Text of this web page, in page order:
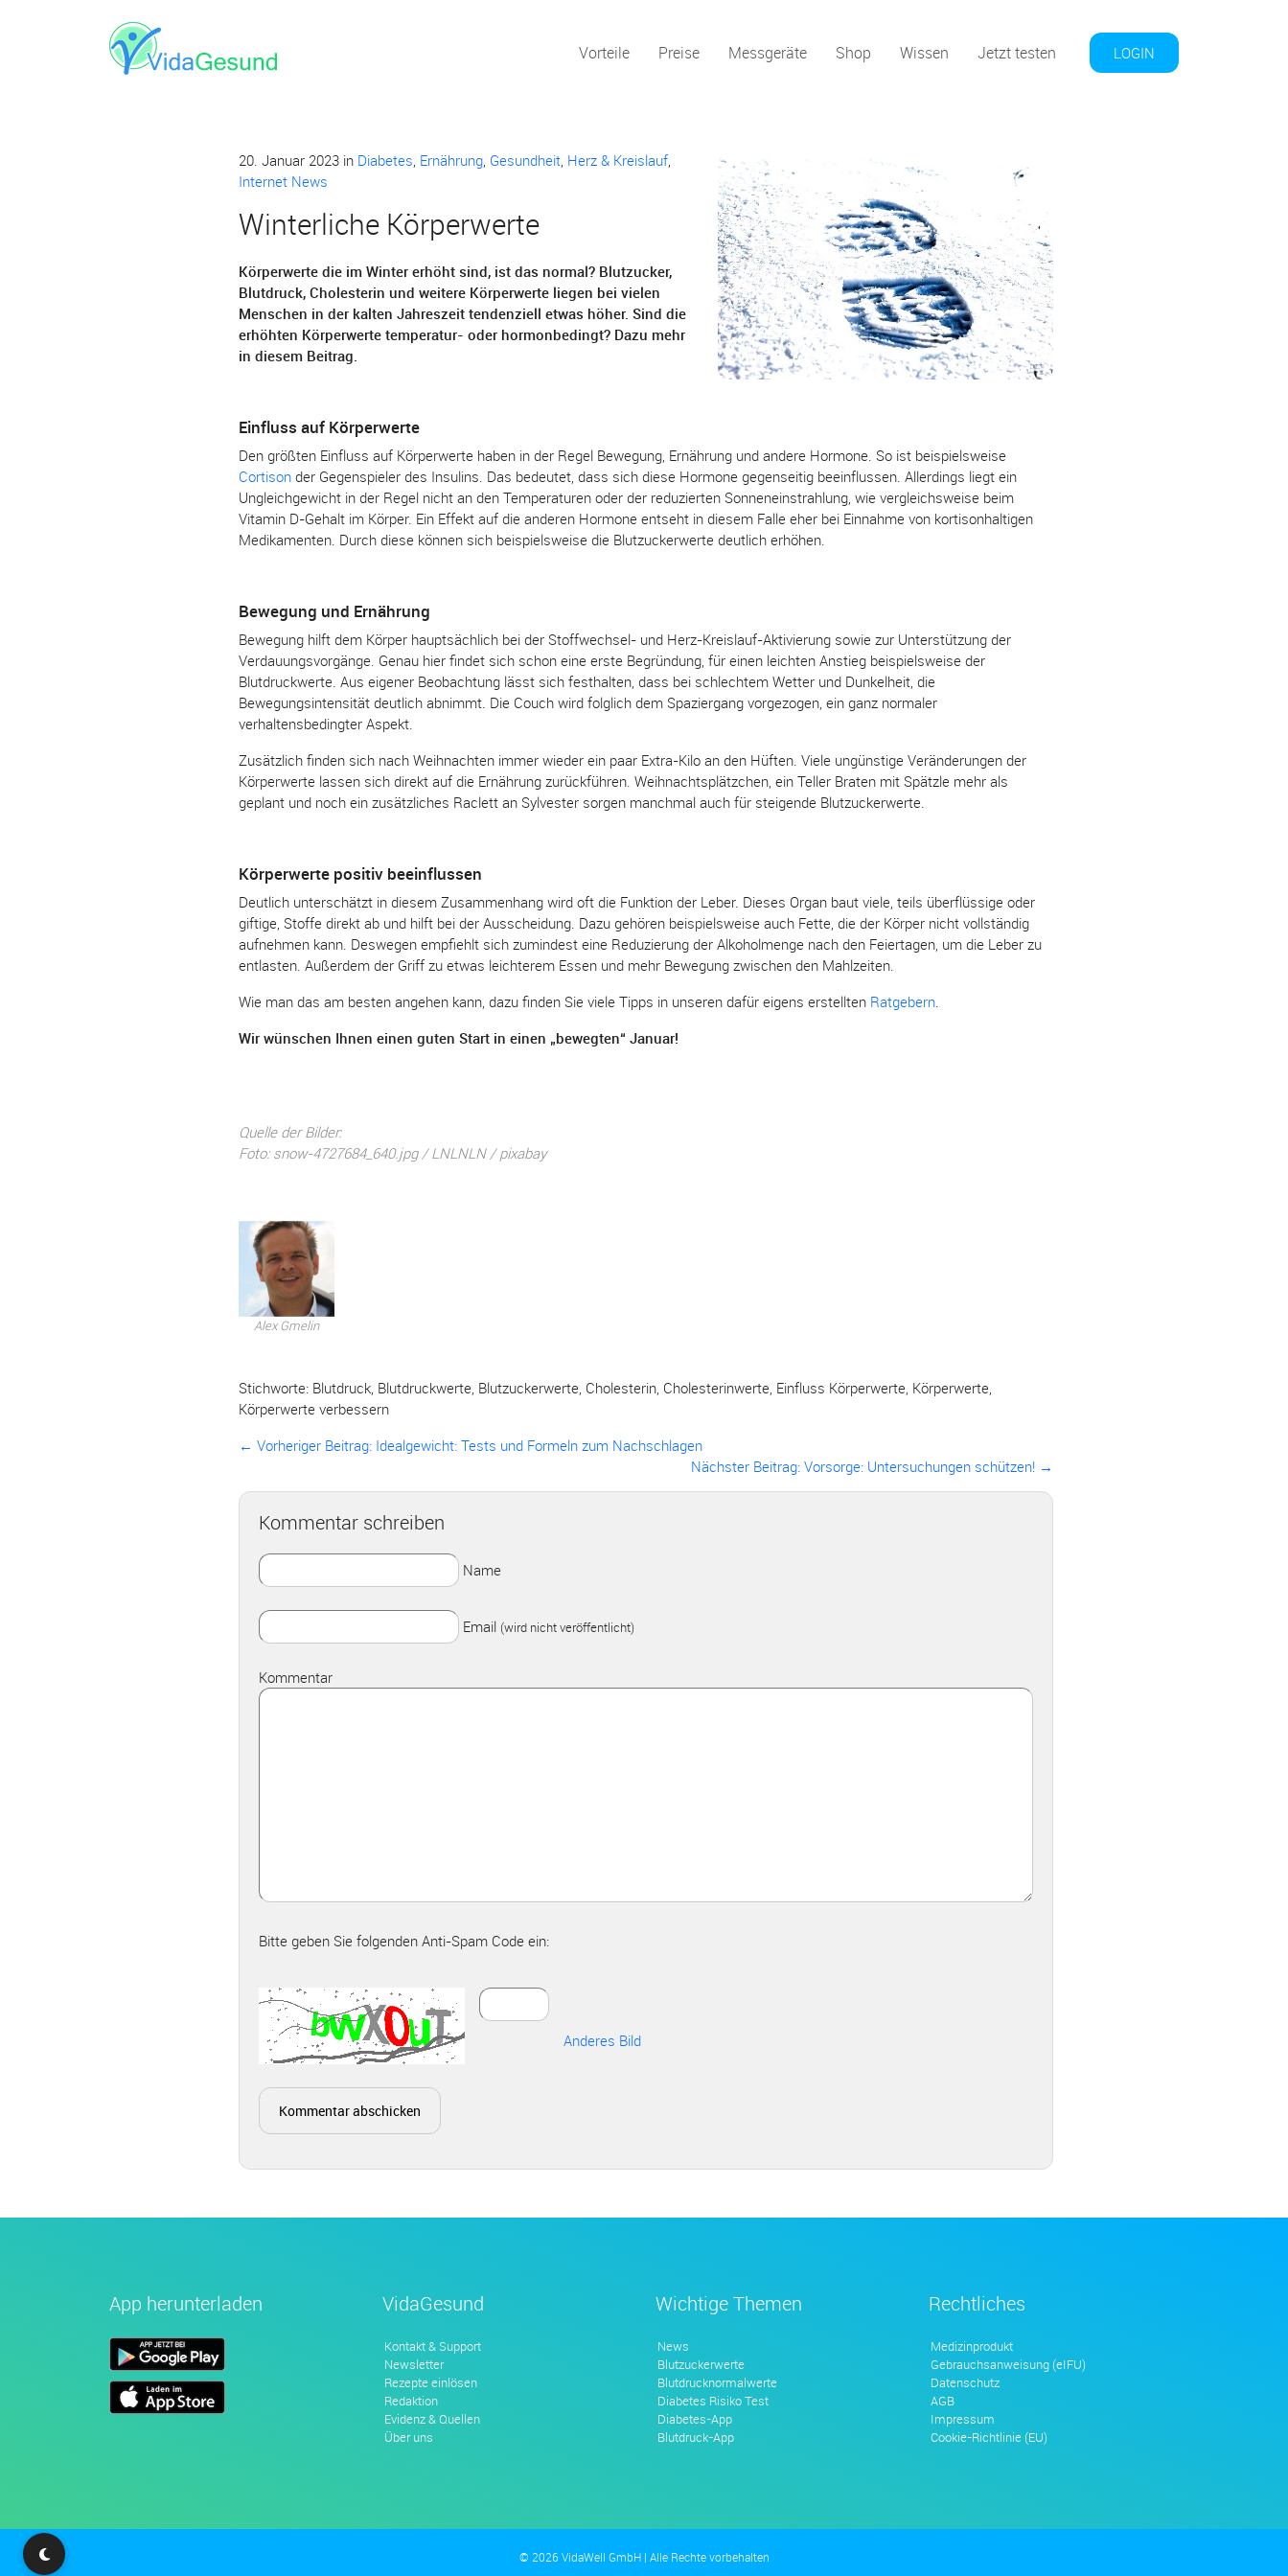
Vorteile Preise Messgeräte Shop Wissen Jetzt testen LOGIN
20. Januar 2023 in Diabetes, Ernährung, Gesundheit, Herz & Kreislauf,
Internet News
Winterliche Körperwerte
Körperwerte die im Winter erhöht sind, ist das normal? Blutzucker,
Blutdruck, Cholesterin und weitere Körperwerte liegen bei vielen
Menschen in der kalten Jahreszeit tendenziell etwas höher. Sind die
erhöhten Körperwerte temperatur- oder hormonbedingt? Dazu mehr
in diesem Beitrag.
Einfluss auf Körperwerte
Den größten Einfluss auf Körperwerte haben in der Regel Bewegung, Ernährung und andere Hormone. So ist beispielsweise
Cortison der Gegenspieler des Insulins. Das bedeutet, dass sich diese Hormone gegenseitig beeinflussen. Allerdings liegt ein
Ungleichgewicht in der Regel nicht an den Temperaturen oder der reduzierten Sonneneinstrahlung, wie vergleichsweise beim
Vitamin D-Gehalt im Körper. Ein Effekt auf die anderen Hormone entseht in diesem Falle eher bei Einnahme von kortisonhaltigen
Medikamenten. Durch diese können sich beispielsweise die Blutzuckerwerte deutlich erhöhen.
Bewegung und Ernährung
Bewegung hilft dem Körper hauptsächlich bei der Stoffwechsel- und Herz-Kreislauf-Aktivierung sowie zur Unterstützung der
Verdauungsvorgänge. Genau hier findet sich schon eine erste Begründung, für einen leichten Anstieg beispielsweise der
Blutdruckwerte. Aus eigener Beobachtung lässt sich festhalten, dass bei schlechtem Wetter und Dunkelheit, die
Bewegungsintensität deutlich abnimmt. Die Couch wird folglich dem Spaziergang vorgezogen, ein ganz normaler
verhaltensbedingter Aspekt.
Zusätzlich finden sich nach Weihnachten immer wieder ein paar Extra-Kilo an den Hüften. Viele ungünstige Veränderungen der
Körperwerte lassen sich direkt auf die Ernährung zurückführen. Weihnachtsplätzchen, ein Teller Braten mit Spätzle mehr als
geplant und noch ein zusätzliches Raclett an Sylvester sorgen manchmal auch für steigende Blutzuckerwerte.
Körperwerte positiv beeinflussen
Deutlich unterschätzt in diesem Zusammenhang wird oft die Funktion der Leber. Dieses Organ baut viele, teils überflüssige oder
giftige, Stoffe direkt ab und hilft bei der Ausscheidung. Dazu gehören beispielsweise auch Fette, die der Körper nicht vollständig
aufnehmen kann. Deswegen empfiehlt sich zumindest eine Reduzierung der Alkoholmenge nach den Feiertagen, um die Leber zu
entlasten. Außerdem der Griff zu etwas leichterem Essen und mehr Bewegung zwischen den Mahlzeiten.
Wie man das am besten angehen kann, dazu finden Sie viele Tipps in unseren dafür eigens erstellten Ratgebern.
Wir wünschen Ihnen einen guten Start in einen „bewegten“ Januar!
Quelle der Bilder:
Foto: snow-4727684_640.jpg / LNLNLN / pixabay
Alex Gmelin
Stichworte: Blutdruck, Blutdruckwerte, Blutzuckerwerte, Cholesterin, Cholesterinwerte, Einfluss Körperwerte, Körperwerte,
Körperwerte verbessern
← Vorheriger Beitrag: Idealgewicht: Tests und Formeln zum Nachschlagen
Nächster Beitrag: Vorsorge: Untersuchungen schützen! →
Kommentar schreiben
Name
Email (wird nicht veröffentlicht)
Kommentar
Bitte geben Sie folgenden Anti-Spam Code ein:
Anderes Bild
App herunterladen VidaGesund
Kontakt & Support
Newsletter
Rezepte einlösen
Redaktion
Evidenz & Quellen
Über uns
Wichtige Themen
News
Blutzuckerwerte
Blutdrucknormalwerte
Diabetes Risiko Test
Diabetes-App
Blutdruck-App
Rechtliches
Medizinprodukt
Gebrauchsanweisung (eIFU)
Datenschutz
AGB
Impressum
Cookie-Richtlinie (EU)
© 2026 VidaWell GmbH | Alle Rechte vorbehalten